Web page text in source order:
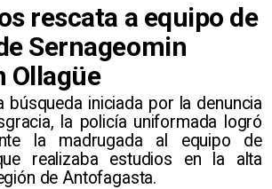
rescata a equipo de
Sernageomin
Ollagüe
búsqueda iniciada por la denuncia
la policía uniformada logró
la madrugada al equipo de
realizaba estudios en la alta
de Antofagasta.